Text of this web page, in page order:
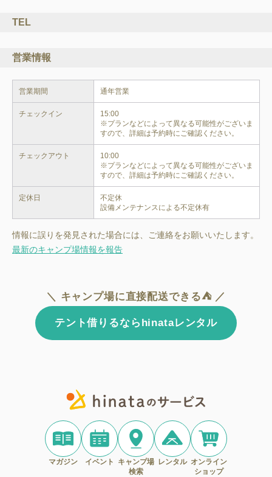
TEL
営業情報
営業期間 通年営業
チェックイン
15:00
※プランなどによって異なる可能性がございま
すので、詳細は予約時にご確認ください。
チェックアウト
10:00
※プランなどによって異なる可能性がございま
すので、詳細は予約時にご確認ください。
定休日
不定休
設備メンテナンスによる不定休有
情報に誤りを発見された場合には、ご連絡をお願いいたします。
最新のキャンプ場情報を報告
＼ キャンプ場に直接配送できる⛺ ／
テント借りるならhinataレンタル
マガジン イベント
キャンプ場
検索
レンタル オンライン
ショップ